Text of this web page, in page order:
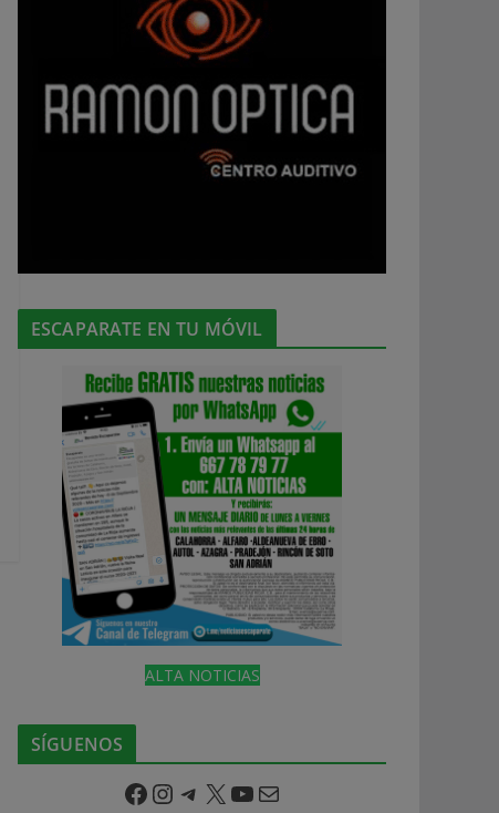
ESCAPARATE EN TU MÓVIL
ALTA NOTICIAS
SÍGUENOS
Facebook Instagram Telegram X YouTube Correo electrónico